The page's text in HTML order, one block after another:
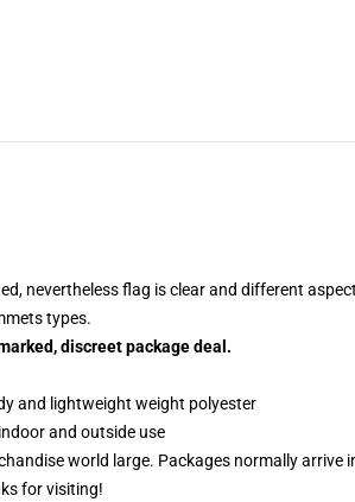
nevertheless flag is clear and different
types.
discreet package deal.
and lightweight weight polyester
and outside use
world large. Packages normally arrive
for visiting!